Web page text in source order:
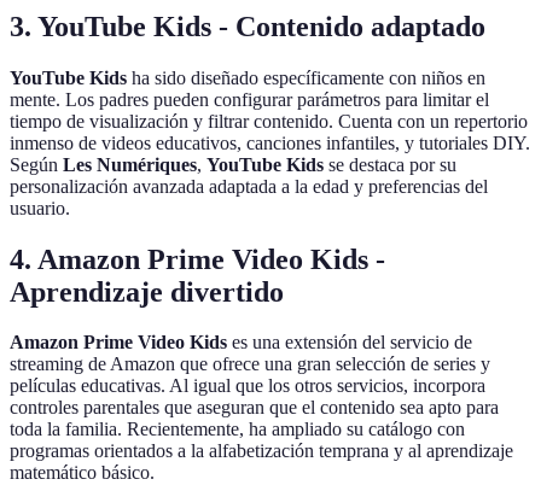
3. YouTube Kids - Contenido adaptado
YouTube Kids ha sido diseñado específicamente con niños en
mente. Los padres pueden configurar parámetros para limitar el
tiempo de visualización y filtrar contenido. Cuenta con un repertorio
inmenso de videos educativos, canciones infantiles, y tutoriales DIY.
Según Les Numériques, YouTube Kids se destaca por su
personalización avanzada adaptada a la edad y preferencias del
usuario.
4. Amazon Prime Video Kids -
Aprendizaje divertido
Amazon Prime Video Kids es una extensión del servicio de
streaming de Amazon que ofrece una gran selección de series y
películas educativas. Al igual que los otros servicios, incorpora
controles parentales que aseguran que el contenido sea apto para
toda la familia. Recientemente, ha ampliado su catálogo con
programas orientados a la alfabetización temprana y al aprendizaje
matemático básico.